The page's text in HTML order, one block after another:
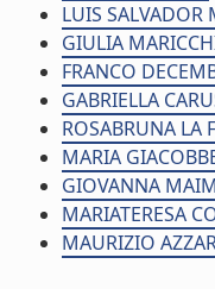
LUIS SALVADOR
GIULIA
FRANCO
GABRIELLA
ROSABRUNA LA
MARIA
GIOVANNA
MARIATERESA
MAURIZIO